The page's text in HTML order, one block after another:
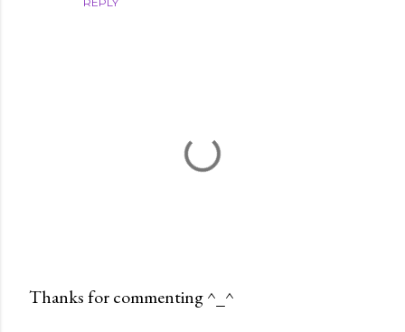
Thanks for commenting ^_^